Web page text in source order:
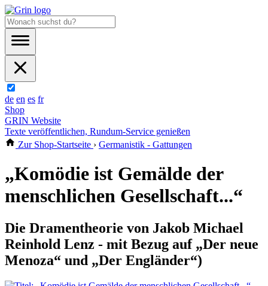
de en es fr
Shop
GRIN Website
Texte veröffentlichen, Rundum-Service genießen
Zur Shop-Startseite › Germanistik - Gattungen
„Komödie ist Gemälde der
menschlichen Gesellschaft...“
Die Dramentheorie von Jakob Michael
Reinhold Lenz - mit Bezug auf „Der neue
Menoza“ und „Der Engländer“)